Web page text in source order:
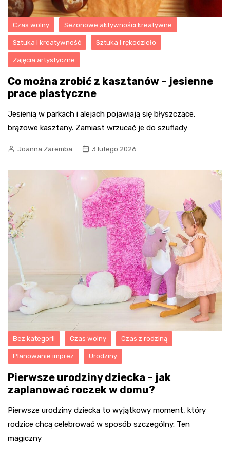
Czas wolny Sezonowe aktywności kreatywne
Sztuka i kreatywność Sztuka i rękodzieło
Zajęcia artystyczne
Co można zrobić z kasztanów – jesienne
prace plastyczne
Jesienią w parkach i alejach pojawiają się błyszczące,
brązowe kasztany. Zamiast wrzucać je do szuflady
Joanna Zaremba 3 lutego 2026
Bez kategorii Czas wolny Czas z rodziną
Planowanie imprez Urodziny
Pierwsze urodziny dziecka – jak
zaplanować roczek w domu?
Pierwsze urodziny dziecka to wyjątkowy moment, który
rodzice chcą celebrować w sposób szczególny. Ten
magiczny